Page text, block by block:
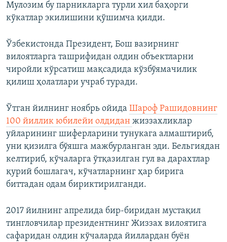
Мулозим бу парникларга турли хил баҳорги
кўкатлар экилишини қўшимча қилди.
Ўзбекистонда Президент, Бош вазирнинг
вилоятларга ташрифидан олдин объектларни
чиройли кўрсатиш мақсадида кўзбўямачилик
қилиш ҳолатлари учраб туради.
Ўтган йилнинг ноябрь ойида Шароф Рашидовнинг
100 йиллик юбилейи олдидан жиззахликлар
уйларининг шиферларини тунукага алмаштириб,
уни қизилга бўяшга мажбурланган эди. Бельгиядан
келтириб, кўчаларга ўтқазилган гул ва дарахтлар
қурий бошлагач, кўчатларнинг ҳар бирига
биттадан одам бириктирилганди.
2017 йилнинг апрелида бир-биридан мустақил
тингловчилар президентнинг Жиззах вилоятига
сафаридан олдин кўчаларда йиллардан буён